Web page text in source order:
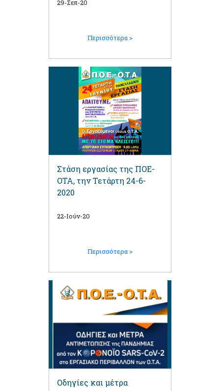
29-Σεπ-20
Περισσότερα >
Στάση εργασίας της ΠΟΕ-
ΟΤΑ, την Τετάρτη 24-6-
2020
22-Ιούν-20
Περισσότερα >
Οδηγίες και μέτρα